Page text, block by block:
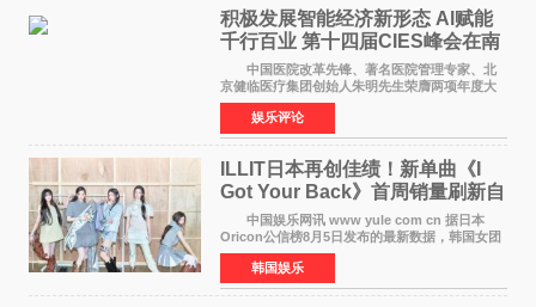
积极发展智能经济新形态 Al赋能
千行百业 第十四届CIES峰会在南
京盛大召开
中国医院改革先锋、著名医院管理专家、北
京健临医疗集团创始人朱明先生荣膺两项年度大
奖 2026年7月31日，盛夏金陵，长江之畔，
以重落地·真务实·强链接为主题的2026&lsquo;人
工智能+&rsquo
娱乐评论
ILLIT日本再创佳绩！新单曲《I
Got Your Back》首周销量刷新自
身纪录
中国娱乐网讯 www yule com cn 据日本
Oricon公信榜8月5日发布的最新数据，韩国女团
ILLIT在日本发行的第二张单曲《I Got Your
Back》首周销量达到71,009张，成功跻身最新一
期周单曲排行
韩国娱乐